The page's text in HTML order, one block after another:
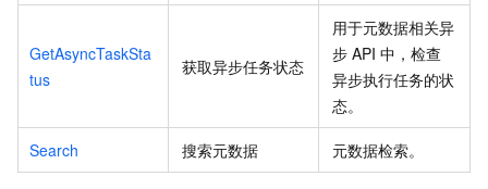
GetAsyncTaskSta
tus
获取异步任务状态
用于元数据相关异
步 API 中，检查
异步执行任务的状
态。
Search 搜索元数据 元数据检索。